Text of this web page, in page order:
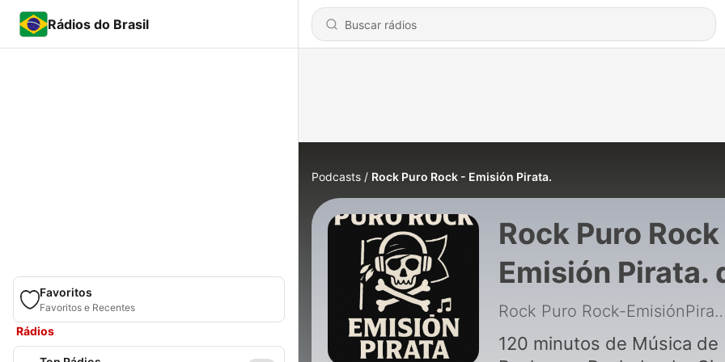
Rádios do Brasil
Favoritos
Favoritos e Recentes
Rádios
Podcasts Rock Puro Rock - Emisión Pirata.
Rock Puro
Emisión Pirata.
Rock Puro
EmisiónPirata
Rock Puro
120 minutos de Música de